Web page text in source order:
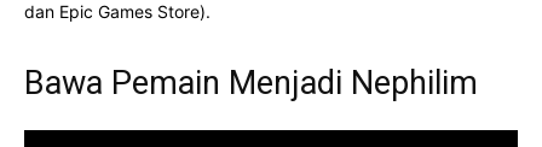
dan Epic Games Store).
Bawa Pemain Menjadi Nephilim